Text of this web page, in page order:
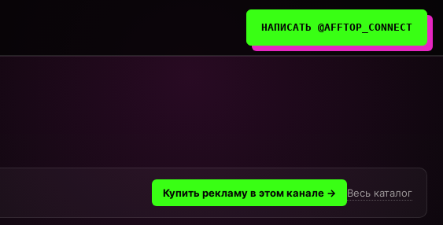
НАПИСАТЬ @AFFTOP_CONNECT
Купить рекламу в этом канале → Весь каталог